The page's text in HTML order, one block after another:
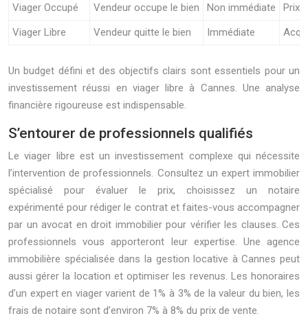
Viager Occupé
Vendeur occupe le bien Non immédiate
Prix
Viager Libre
Vendeur quitte le bien Immédiate
Un budget défini et des objectifs clairs sont essentiels pour un
investissement réussi en viager libre à Cannes. Une analyse
financière rigoureuse est indispensable.
S’entourer de professionnels qualifiés
Le viager libre est un investissement complexe qui nécessite
l’intervention de professionnels. Consultez un expert immobilier
spécialisé pour évaluer le prix, choisissez un notaire
expérimenté pour rédiger le contrat et faites-vous accompagner
par un avocat en droit immobilier pour vérifier les clauses. Ces
professionnels vous apporteront leur expertise. Une agence
immobilière spécialisée dans la gestion locative à Cannes peut
aussi gérer la location et optimiser les revenus. Les honoraires
d’un expert en viager varient de 1% à 3% de la valeur du bien, les
frais de notaire sont d’environ 7% à 8% du prix de vente.